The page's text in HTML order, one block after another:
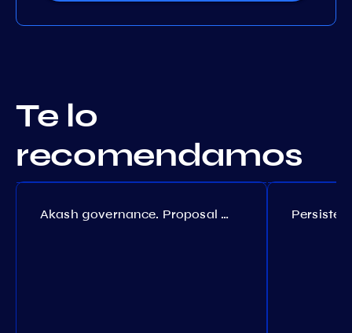
Te lo
recomendamos
Akash governance. Proposal №308